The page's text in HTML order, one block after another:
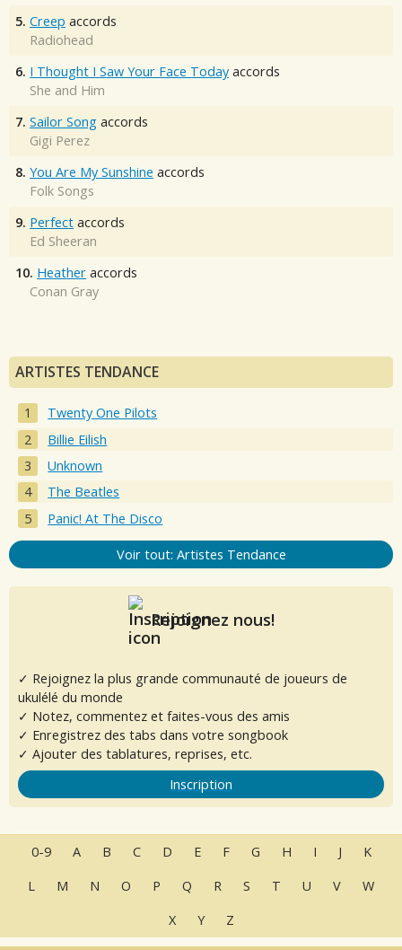
5. Creep accords
Radiohead
6. I Thought I Saw Your Face Today accords
She and Him
7. Sailor Song accords
Gigi Perez
8. You Are My Sunshine accords
Folk Songs
9. Perfect accords
Ed Sheeran
10. Heather accords
Conan Gray
ARTISTES TENDANCE
Twenty One Pilots
Billie Eilish
Unknown
The Beatles
Panic! At The Disco
Voir tout: Artistes Tendance
Rejoignez nous!
✓ Rejoignez la plus grande communauté de joueurs de
ukulélé du monde
✓ Notez, commentez et faites-vous des amis
✓ Enregistrez des tabs dans votre songbook
✓ Ajouter des tablatures, reprises, etc.
Inscription
0-9 A B C D E F G H I J
K
L
M N O P Q R S T U V
W
X
Y Z